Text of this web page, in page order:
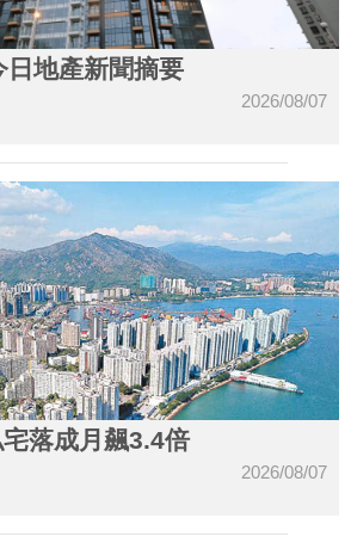
日地產新聞摘要
2026/08/07
落成月飆3.4倍
2026/08/07